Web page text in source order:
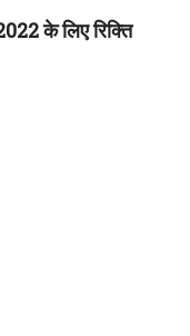
के लिए रिक्ति